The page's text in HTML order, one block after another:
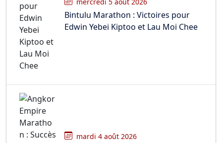
Bintulu Marathon : Victoires pour
Edwin Yebei Kiptoo et Lau Moi Chee
mardi 4 août 2026